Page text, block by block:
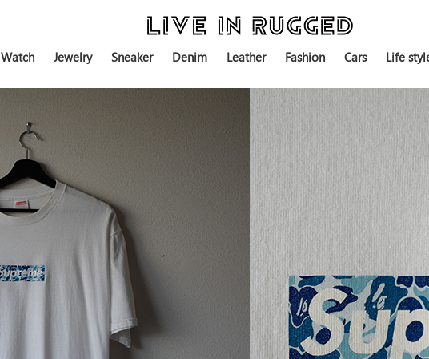
Watch Jewelry Sneaker Denim Leather Fashion Cars Life